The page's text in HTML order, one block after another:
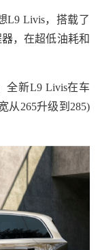
Livis，搭载了
，在超低油耗和
新L9 Livis在车
从265升级到285)